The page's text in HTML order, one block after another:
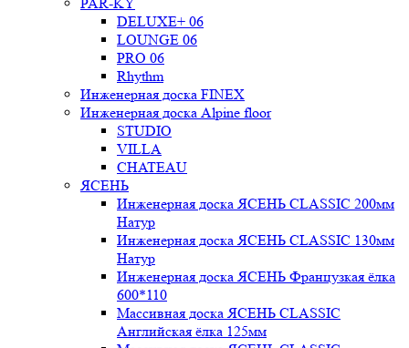
PAR-KY
DELUXE+ 06
LOUNGE 06
PRO 06
Rhythm
Инженерная доска FINEX
Инженерная доска Alpine floor
STUDIO
VILLA
CHATEAU
ЯСЕНЬ
Инженерная доска ЯСЕНЬ CLASSIC 200мм
Натур
Инженерная доска ЯСЕНЬ CLASSIC 130мм
Натур
Инженерная доска ЯСЕНЬ Французкая ёлка
600*110
Массивная доска ЯСЕНЬ CLASSIC
Английская ёлка 125мм